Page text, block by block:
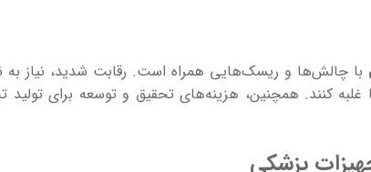
با چالش‌ها و ریسک‌هایی همراه است. رقابت شدید، نیاز به
کنند. همچنین، هزینه‌های تحقیق و توسعه برای تولید
پزشکی